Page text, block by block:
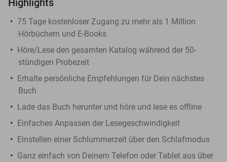
75 Tage kostenloser Zugang zu mehr als 1 Million
Hörbüchern und E-Books
Höre/Lese den gesamten Katalog während der 50-
stündigen Probezeit
Erhalte persönliche Empfehlungen für Dein nächstes
Buch
Lade das Buch herunter und höre und lese es offline
Einfaches Anpassen der Lesegeschwindigkeit
Einstellen einer Schlummerzeit über den Schlafmodus
Ganz einfach von Deinem Telefon oder Tablet aus über